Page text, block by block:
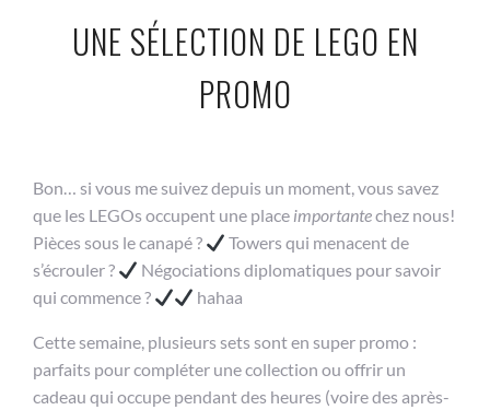
UNE SÉLECTION DE LEGO EN
PROMO
Bon… si vous me suivez depuis un moment, vous savez
que les LEGOs occupent une place importantechez nous!
Pièces sous le canapé ?
Towers qui menacent de
s’écrouler ?
Négociations diplomatiques pour savoir
qui commence ?
hahaa
Cette semaine, plusieurs sets sont en super promo :
parfaits pour compléter une collection ou offrir un
cadeau qui occupe pendant des heures (voire des après-